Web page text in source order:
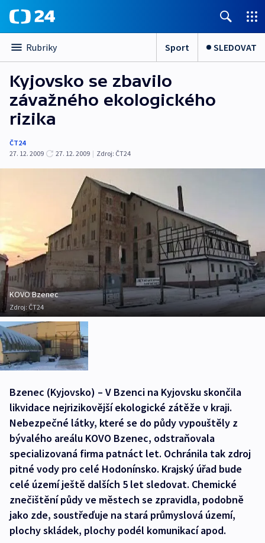
Rubriky Sport SLEDOVAT
Kyjovsko se zbavilo
závažného ekologického
rizika
ČT24
27. 12. 2009
27. 12. 2009 | Zdroj: ČT24
KOVO Bzenec
Zdroj:ČT24
Bzenec (Kyjovsko) – V Bzenci na Kyjovsku skončila
likvidace nejrizikovější ekologické zátěže v kraji.
Nebezpečné látky, které se do půdy vypouštěly z
bývalého areálu KOVO Bzenec, odstraňovala
specializovaná firma patnáct let. Ochránila tak zdroj
pitné vody pro celé Hodonínsko. Krajský úřad bude
celé území ještě dalších 5 let sledovat. Chemické
znečištění půdy ve městech se zpravidla, podobně
jako zde, soustřeďuje na stará průmyslová území,
plochy skládek, plochy podél komunikací apod.